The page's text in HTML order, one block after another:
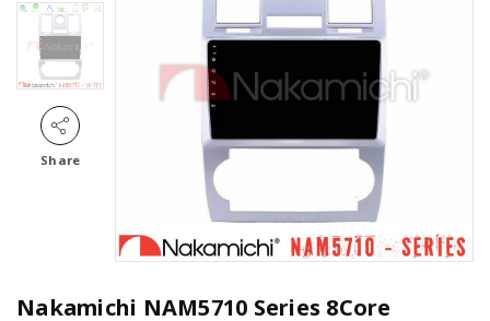
Share
Nakamichi NAM5710 Series 8Core